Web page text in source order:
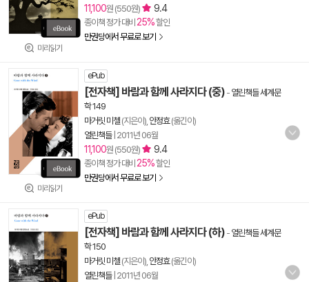
미리읽기
11,100원 (550원) 9.4
종이책 정가 대비 25%할인
만권당에서 무료로 보기
미리읽기
ePub
[전자책] 바람과 함께 사라지다 (중) - 열린책들 세계문
학 149
마거릿 미첼 (지은이), 안정효(옮긴이)
열린책들| 2011년 06월
11,100원 (550원) 9.4
종이책 정가 대비 25%할인
만권당에서 무료로 보기
ePub
[전자책] 바람과 함께 사라지다 (하) - 열린책들 세계문
학 150
마거릿 미첼 (지은이), 안정효(옮긴이)
열린책들| 2011년 06월